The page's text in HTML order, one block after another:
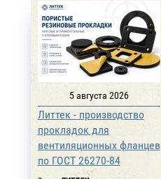
5 августа 2026
Литтек - производство
прокладок для
вентиляционных фланцев
по ГОСТ 26270-84